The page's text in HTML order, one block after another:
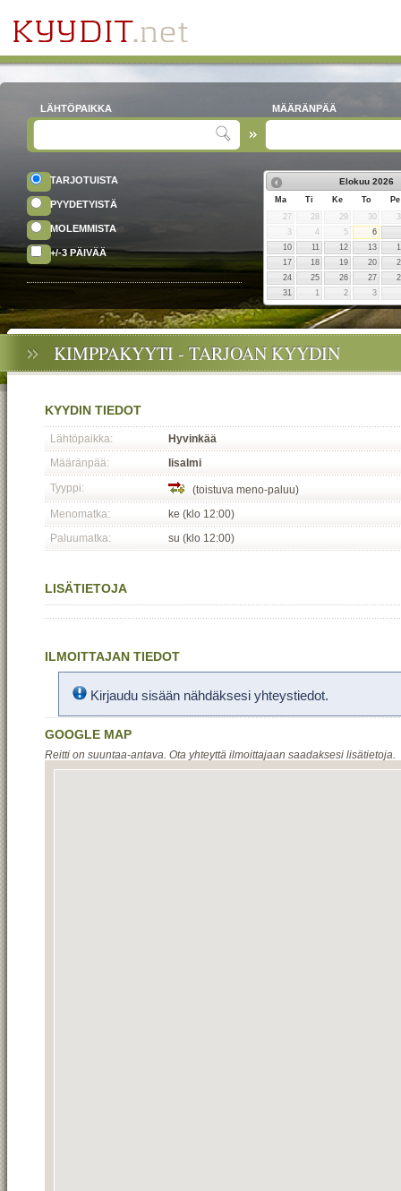
LÄHTÖPAIKKA MÄÄRÄNPÄÄ
TARJOTUISTA
PYYDETYISTÄ
MOLEMMISTA
+/-3 PÄIVÄÄ
Elokuu 2026
Ma Ti Ke To
Pe
27
28 29 30
3
4 5
6
10
11 12 13
17
18 19 20
24
25 26 27
31
1 2 3
KIMPPAKYYTI - TARJOAN KYYDIN
KYYDIN TIEDOT
Lähtöpaikka:
Hyvinkää
Määränpää:
Iisalmi
Tyyppi:
(toistuva meno-paluu)
Menomatka:
ke (klo 12:00)
Paluumatka:
su (klo 12:00)
LISÄTIETOJA
ILMOITTAJAN TIEDOT
Kirjaudu sisään nähdäksesi yhteystiedot.
GOOGLE MAP
Reitti on suuntaa-antava. Ota yhteyttä ilmoittajaan saadaksesi lisätietoja.